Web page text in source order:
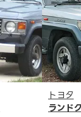
トヨタ
ランド